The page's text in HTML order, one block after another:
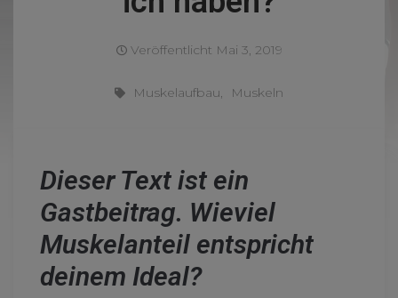
Veröffentlicht Mai 3, 2019
Muskelaufbau, Muskeln
Dieser Text ist ein
Gastbeitrag. Wieviel
Muskelanteil entspricht
deinem Ideal?